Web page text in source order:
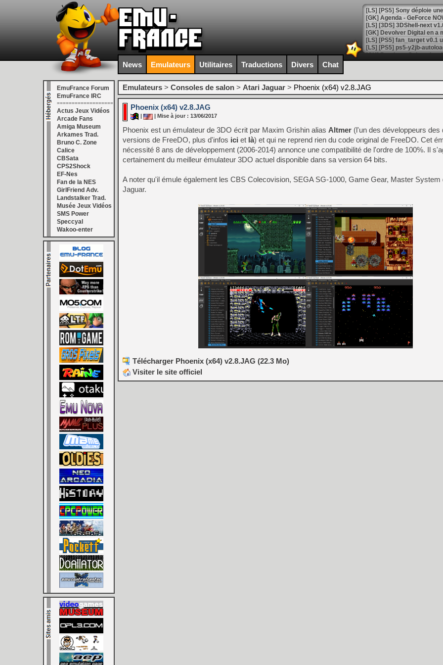
[GK] Agenda - GeForce
[GK] Devolver Digital en a
[LS] [PS5] ps5-y2jb-
[GK] Pourquoi Marvel
[GK] Test : Restory : Chill
[GK] GTA 6 : Rockstar
[GK] Hot Wheels Infinite
[GK] Mémoire cash -
[GK] Résultats Nintendo :
[GK] Déjà des
[Mo5] Brickboy cherche à
[GK] Minecraft et ses «
[GK] Beast of
[GK] Ubisoft : fin de partie
[GK] Mémoire cash -
[GK] Dan Houser (GTA)
[GK] Comment EA Sports
[GK] Crimson Moon : un
[GK] Isle of Reveries : le
[GK] Moonlighter 2 : The
[GK] Capcom relance
[Mo5] Deux inédits du
[GK] Le beat'em up The
[GK] Endless Legend 2 :
[LS] [PS5] Le WebKit
[GK] Oubliez Crazy Taxi,
[LS] [Switch] NSZ 5.0.0
[GK] No More Room in
News Emulateurs Utilitaires Traductions Divers Chat
EmuFrance Forum
EmuFrance IRC
===================
Actus Jeux Vidéos
Arcade Fans
Amiga Museum
Arkames Trad.
Bruno C. Zone
Calice
CBSata
CPS2Shock
EF-Nes
Fan de la NES
GirlFriend Adv.
Landstalker Trad.
Musée Jeux Vidéos
SMS Power
Speccyal
Wakoo-enter
Emulateurs > Consoles de salon > Atari Jaguar > Phoenix (x64) v2.8.JAG
Phoenix (x64) v2.8.JAG
| Mise à jour : 13/06/2017
Phoenix est un émulateur de 3DO écrit par Maxim Grishin alias Altmer (l'un des développeurs des
versions de FreeDO, plus d'infos ici et là) et qui ne reprend rien du code original de FreeDO. Cet
nécessité 8 ans de développement (2006-2014) annonce une compatibilité de l'ordre de 100%. Il
certainement du meilleur émulateur 3DO actuel disponible dans sa version 64 bits.
A noter qu'il émule également les CBS Colecovision, SEGA SG-1000, Game Gear, Master System
Jaguar.
Télécharger Phoenix (x64) v2.8.JAG (22.3 Mo)
Visiter le site officiel